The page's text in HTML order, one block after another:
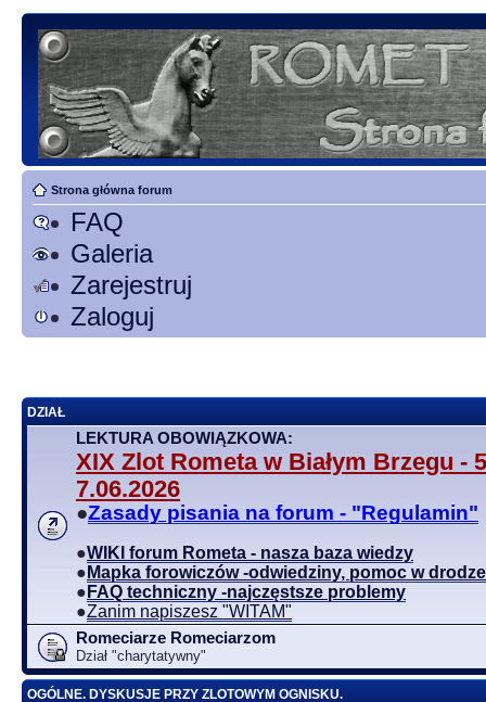
Strona główna forum
FAQ
Galeria
Zarejestruj
Zaloguj
DZIAŁ
LEKTURA OBOWIĄZKOWA:
XIX Zlot Rometa w Białym Brzegu -
7.06.2026
●Zasady pisania na forum - "Regulamin"
●WIKI forum Rometa - nasza baza wiedzy
● Mapka forowiczów -odwiedziny, pomoc w drodze
● FAQ techniczny -najczęstsze problemy
●Zanim napiszesz "WITAM"
Romeciarze Romeciarzom
Dział "charytatywny"
OGÓLNE. DYSKUSJE PRZY ZLOTOWYM OGNISKU.